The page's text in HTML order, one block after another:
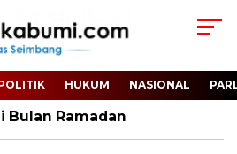
HUKUM NASIONAL
Bulan Ramadan